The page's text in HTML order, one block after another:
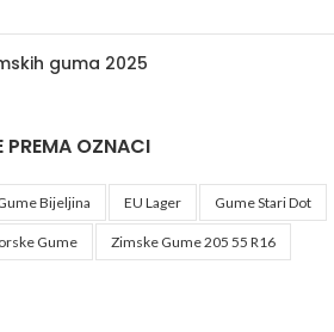
guma 2025
PREMA OZNACI
Bijeljina EU Lager Gume Stari Dot
Gume Zimske Gume 205 55 R16